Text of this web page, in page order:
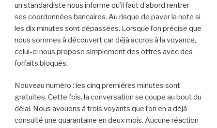
un standardiste nous informe qu’il faut d’abord rentrer
ses coordonnées bancaires. Au risque de payer la note si
les dix minutes sont dépassées. Lorsque l’on précise que
nous sommes à découvert car déjà accros à la voyance,
celui-ci nous propose simplement des offres avec des
forfaits bloqués.
Nouveau numéro : les cinq premières minutes sont
gratuites. Cette fois, la conversation se coupe au bout du
délai. Nous avouons à trois voyants que l’on en a déjà
consulté une quarantaine en deux mois. Aucune réaction